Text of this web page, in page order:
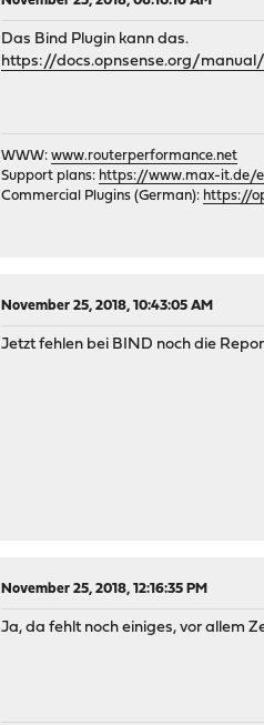
Das Bind Plugin kann das.
https://docs.opnsense.org/
WWW:www.routerperformance.net
Support plans: https://www.max-it.de/
Commercial Plugins (German): https://
November 25, 2018, 10:43:05 AM
Jetzt fehlen bei BIND noch die
November 25, 2018, 12:16:35 PM
Ja, da fehlt noch einiges, vor allem